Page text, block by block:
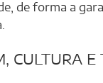
de forma a
CULTURA E